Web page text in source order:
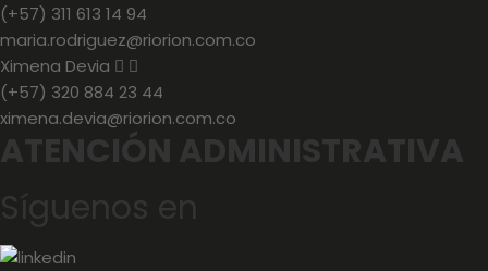
(+57) 311 613 14 94
maria.rodriguez@riorion.com.co
Ximena Devia
(+57) 320 884 23 44
ximena.devia@riorion.com.co
ATENCIÓN ADMINISTRATIVA
Síguenos en